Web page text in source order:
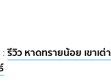
:รีวิว หาดทรายน้อย เขาเ